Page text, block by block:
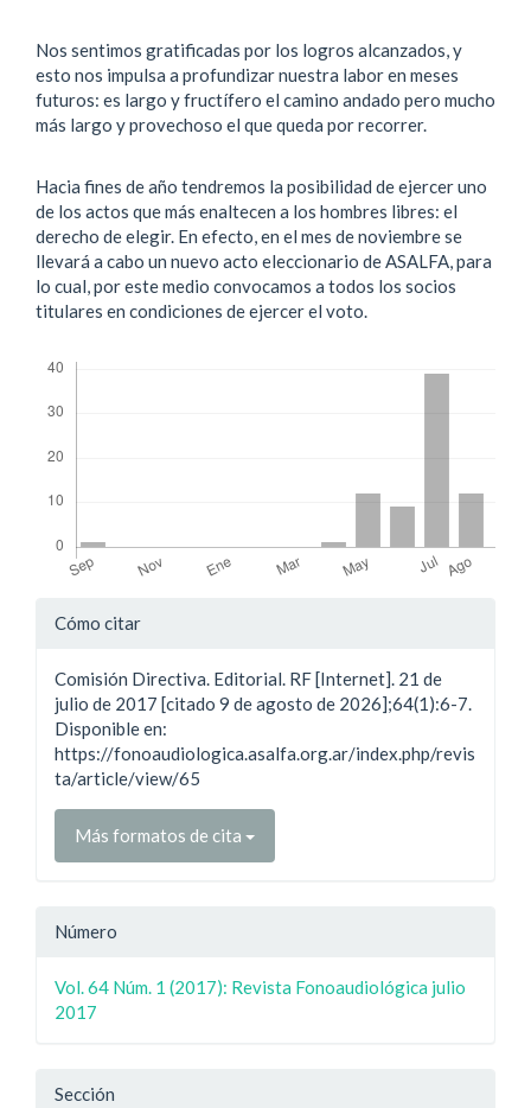
Nos sentimos gratificadas por los logros alcanzados, y
esto nos impulsa a profundizar nuestra labor en meses
futuros: es largo y fructífero el camino andado pero mucho
más largo y provechoso el que queda por recorrer.
Hacia fines de año tendremos la posibilidad de ejercer uno
de los actos que más enaltecen a los hombres libres: el
derecho de elegir. En efecto, en el mes de noviembre se
llevará a cabo un nuevo acto eleccionario de ASALFA, para
lo cual, por este medio convocamos a todos los socios
titulares en condiciones de ejercer el voto.
Detalles
artículo
Cómo citar
Comisión Directiva. Editorial. RF [Internet]. 21 de
julio de 2017 [citado 9 de agosto de 2026];64(1):6-7.
Disponible en:
https://fonoaudiologica.asalfa.org.ar/index.php/revis
ta/article/view/65
Más formatos de cita
Número
Vol. 64 Núm. 1 (2017): Revista Fonoaudiológica julio
2017
Sección